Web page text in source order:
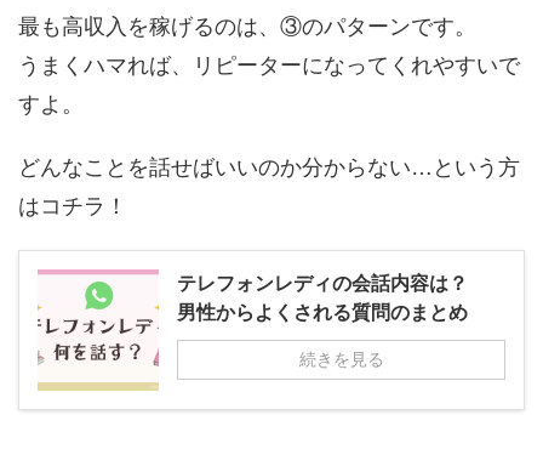
最も高収入を稼げるのは、③のパターンです。
うまくハマれば、リピーターになってくれやすいで
すよ。
どんなことを話せばいいのか分からない…という方
はコチラ！
テレフォンレディの会話内容は？
男性からよくされる質問のまとめ
続きを見る